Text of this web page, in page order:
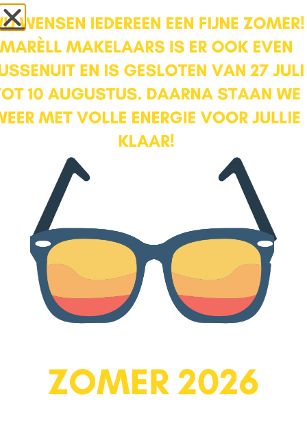
Samen bieden
Je hebt een huis gevonden maar wat is het huis
waard en hoe doe je een goede bieding?
MARÈLL Makelaars kijkt met je mee. Ze
onderzoekt de (ver)bouwgeschiedenis en de
koopprijzen van vergelijkbare huizen uit de
buurt en tijdens de bezichtiging kijken we met
een bouwkundige blik mee om je zo goed
mogelijk te kunnen adviseren of dit huis een bod
waard is.
Ik wil graag een vrijblijvend